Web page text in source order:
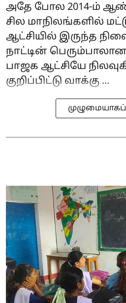
அதே போல 2014-ம்
சில மாநிலங்களில்
ஆட்சியில் இருந்த
நாட்டின்
பாஜக ஆட்சியே
குறிப்பிட்டு வாக்கு ...
முழுமையாகப்